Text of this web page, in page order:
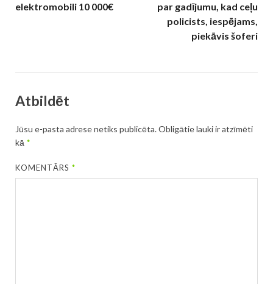
elektromobili 10 000€
par gadījumu, kad ceļu
policists, iespējams,
piekāvis šoferi
Atbildēt
Jūsu e-pasta adrese netiks publicēta.Obligātie lauki ir atzīmēti
kā *
KOMENTĀRS*